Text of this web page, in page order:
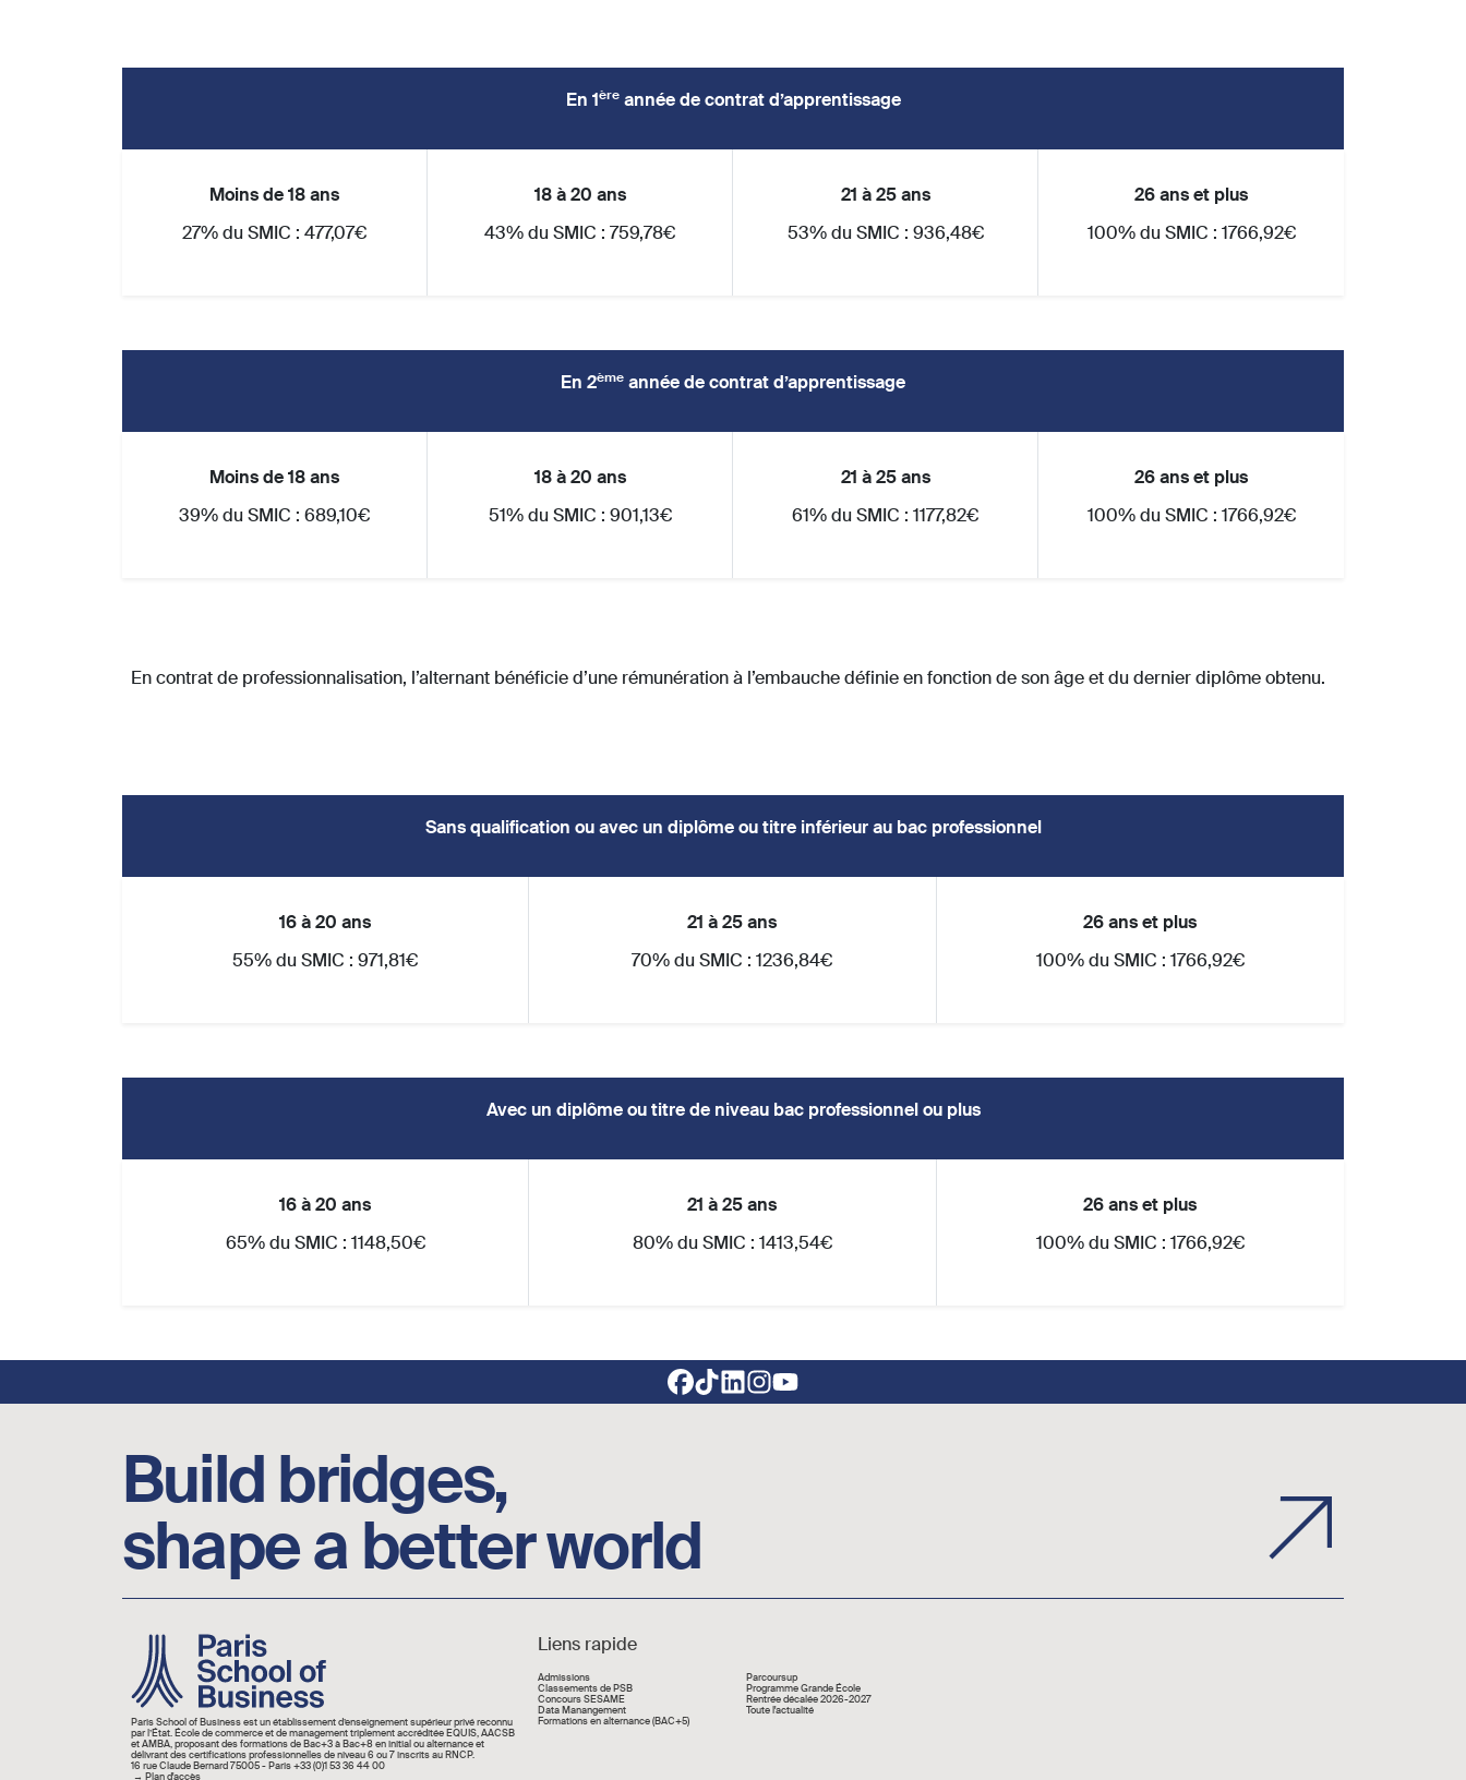
En 1èreannée de contrat d’apprentissage
Moins de 18 ans
27% du SMIC : 477,07€
18 à 20 ans
43% du SMIC : 759,78€
21 à 25 ans
53% du SMIC : 936,48€
26 ans et plus
100% du SMIC : 1766,92€
En 2ème année de contrat d’apprentissage
Moins de 18 ans
39% du SMIC : 689,10€
18 à 20 ans
51% du SMIC : 901,13€
21 à 25 ans
61% du SMIC : 1177,82€
26 ans et plus
100% du SMIC : 1766,92€
En contrat de professionnalisation, l’alternant bénéficie d’une rémunération à l’embauche définie en fonction de son âge et du dernier diplôme obtenu.
Sans qualification ou avec un diplôme ou titre inférieur au bac professionnel
16 à 20 ans
55% du SMIC : 971,81€
21 à 25 ans
70% du SMIC : 1236,84€
26 ans et plus
100% du SMIC : 1766,92€
Avec un diplôme ou titre de niveau bac professionnel ou plus
16 à 20 ans
65% du SMIC : 1148,50€
21 à 25 ans
80% du SMIC : 1413,54€
26 ans et plus
100% du SMIC : 1766,92€
Build bridges,
shape a better world
Image
Paris School of Business est un établissement d’enseignement supérieur privé reconnu
par l’État. École de commerce et de management triplement accréditée EQUIS, AACSB
et AMBA, proposant des formations de Bac+3 à Bac+8 en initial ou alternance et
délivrant des certifications professionnelles de niveau 6 ou 7 inscrits au RNCP.
16 rue Claude Bernard 75005 - Paris +33 (0)1 53 36 44 00
→ Plan d'accès
Liens rapide
Liens rapide
Admissions
Classements de PSB
Concours SESAME
Data Manangement
Formations en alternance (BAC+5)
Parcoursup
Programme Grande École
Rentrée décalée 2026-2027
Toute l'actualité